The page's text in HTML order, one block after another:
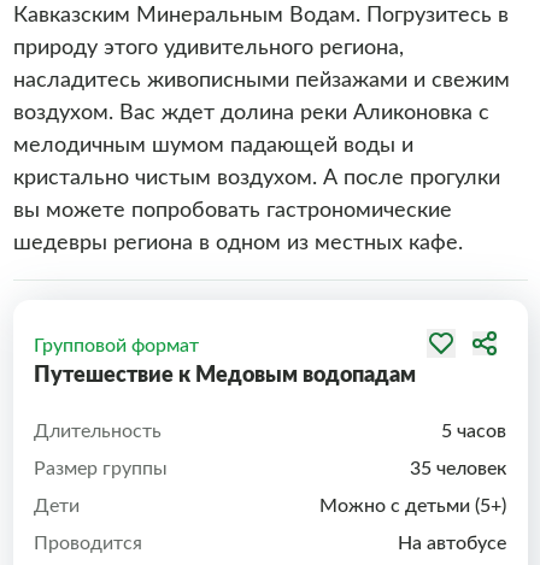
Кавказским Минеральным Водам. Погрузитесь в
природу этого удивительного региона,
насладитесь живописными пейзажами и свежим
воздухом. Вас ждет долина реки Аликоновка с
мелодичным шумом падающей воды и
кристально чистым воздухом. А после прогулки
вы можете попробовать гастрономические
шедевры региона в одном из местных кафе.
Групповой формат
Путешествие к Медовым водопадам
Длительность
5 часов
Размер группы
35 человек
Дети
Можно с детьми (5+)
Проводится
На автобусе